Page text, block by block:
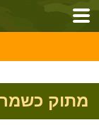
מתוק